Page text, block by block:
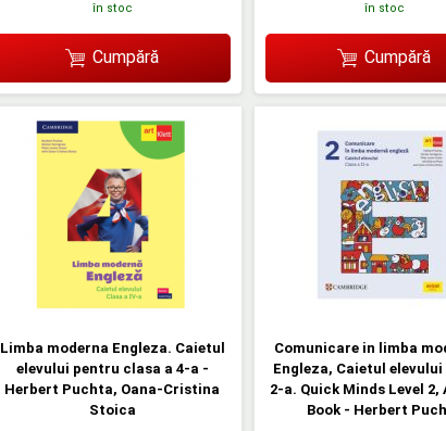
în stoc
Cumpără
în stoc
Cumpără
Limba moderna Engleza. Caietul
elevului pentru clasa a 4-a -
Herbert Puchta, Oana-Cristina
Stoica
Comunicare in limba
Engleza, Caietul elevului
2-a. Quick Minds Level
Book - Herbert